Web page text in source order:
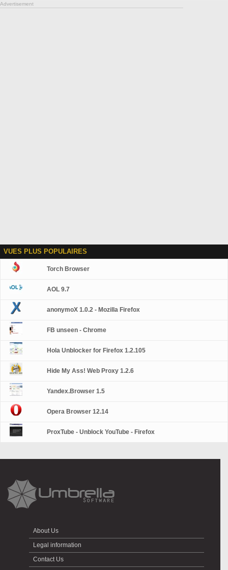
Advertisement
VUES PLUS POPULAIRES
Torch Browser
AOL 9.7
anonymoX 1.0.2 - Mozilla Firefox
FB unseen - Chrome
Hola Unblocker for Firefox 1.2.105
Hide My Ass! Web Proxy 1.2.6
Yandex.Browser 1.5
Opera Browser 12.14
ProxTube - Unblock YouTube - Firefox
About Us
Legal information
Contact Us